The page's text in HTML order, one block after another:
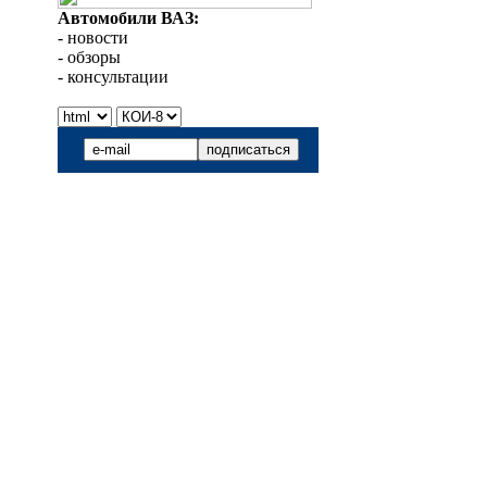
Автомобили ВАЗ:
- новости
- обзоры
- консультации